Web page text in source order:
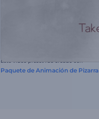
Este video preset fue creado con
Paquete de Animación de Pizarra